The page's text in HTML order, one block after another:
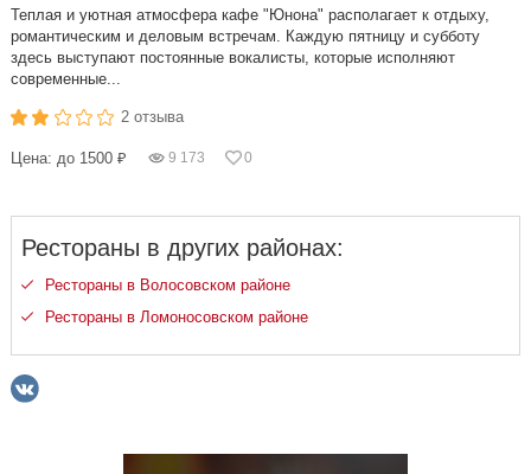
Теплая и уютная атмосфера кафе "Юнона" располагает к отдыху,
романтическим и деловым встречам. Каждую пятницу и субботу
здесь выступают постоянные вокалисты, которые исполняют
современные...
2 отзыва
Цена: до 1500 ₽ 9 173 0
Рестораны в других районах:
Рестораны в Волосовском районе
Рестораны в Ломоносовском районе